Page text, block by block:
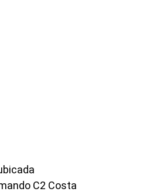
C2 Costa